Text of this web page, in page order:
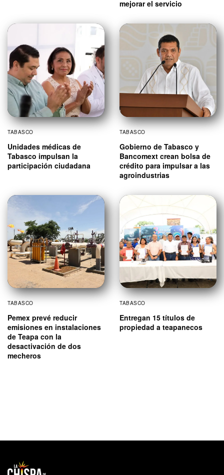
mejorar el servicio
TABASCO
Unidades médicas de
Tabasco impulsan la
participación ciudadana
TABASCO
Gobierno de Tabasco y
Bancomext crean bolsa de
crédito para impulsar a las
agroindustrias
TABASCO
Pemex prevé reducir
emisiones en instalaciones
de Teapa con la
desactivación de dos
mecheros
TABASCO
Entregan 15 títulos de
propiedad a teapanecos